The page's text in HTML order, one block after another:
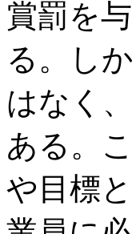
賞罰を
る。し
はなく
ある。
や目標